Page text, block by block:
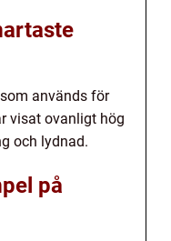
används för
visat ovanligt hög
och lydnad.
på